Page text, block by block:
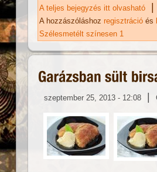
A teljes bejegyzés itt olvasható
|
A hozzászóláshoz regisztráció és
Szélesmetélt színesen 1
szeptember 25, 2013 - 12:08 |